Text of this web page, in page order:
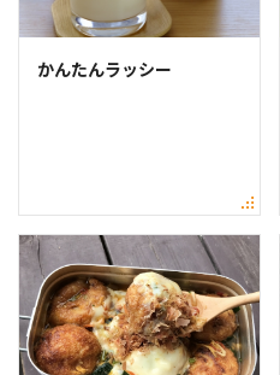
かんたんラッシー